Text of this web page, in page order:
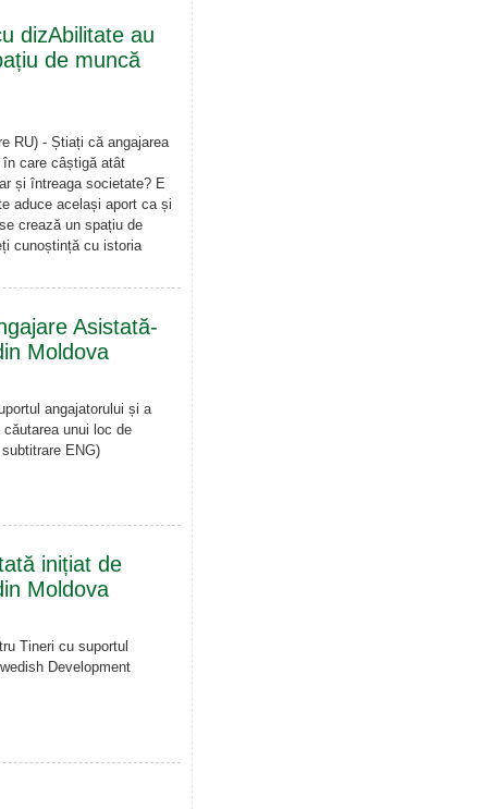
dizAbilitate au
de muncă
RU) - Știați că angajarea
care câștigă atât
și întreaga societate? E
aduce același aport ca și
crează un spațiu de
cunoștință cu istoria
Asistată-
Moldova
angajatorului și a
unui loc de
ENG)
inițiat de
Moldova
Tineri cu suportul
Development